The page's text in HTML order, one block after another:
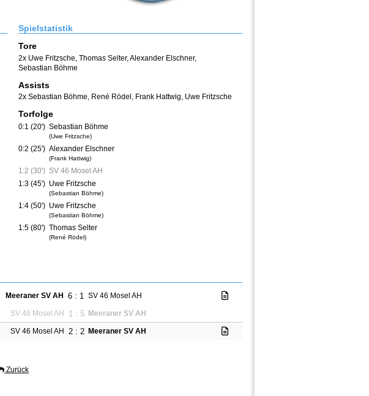
Spielstatistik
Tore
2x Uwe Fritzsche Thomas Selter, Alexander Elschner,
Sebastian Böhme
Assists
2x Sebastian Böhme, René Rödel , Frank Hattwig, Uwe Fritzsche
Torfolge
0:1 (20') Sebastian Böhme
(Uwe Fritzsche)
0:2 (25') Alexander Elschner
(Frank Hattwig)
1:2 (30') SV 46 Mosel AH
1:3 (45') Uwe Fritzsche
(Sebastian Böhme)
1:4 (50') Uwe Fritzsche
(Sebastian Böhme)
1:5 (80') Thomas Selter
(René Rödel)
Meeraner SV AH 6 : 1 SV 46 Mosel AH
SV 46 Mosel AH 1 : 5 Meeraner SV AH
SV 46 Mosel AH 2 : 2 Meeraner SV AH
Zurück